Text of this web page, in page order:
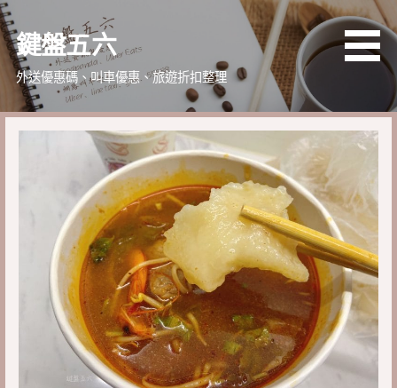
略
過
內 鍵盤五六
外送優惠碼、叫車優惠、旅遊折扣整理